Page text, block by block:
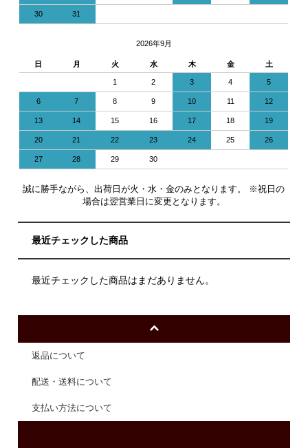
30 31
2026年9月
日 月 火 水 木 金 土
1 2 3 4 5
6 7 8 9 10 11 12
13 14 15 16 17 18 19
20 21 22 23 24 25 26
27 28 29 30
誠に勝手ながら、出荷日が火・水・金のみとなります。 ※祝日の
場合は翌営業日に変更となります。
最近チェックした商品
最近チェックした商品はまだありません。
返品について
配送・送料について
支払い方法について